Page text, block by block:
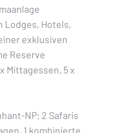
Lodges, Hotels,
exklusiven
Reserve
Mittagessen, 5 x
NP; 2 Safaris
1 kombinierte